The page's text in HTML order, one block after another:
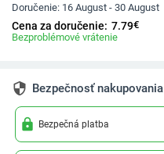
Doručenie: 16 August - 30 August
Cena za doručenie: 7.79€
Bezproblémové vrátenie
security Bezpečnosť nakupovania
lock Bezpečná platba